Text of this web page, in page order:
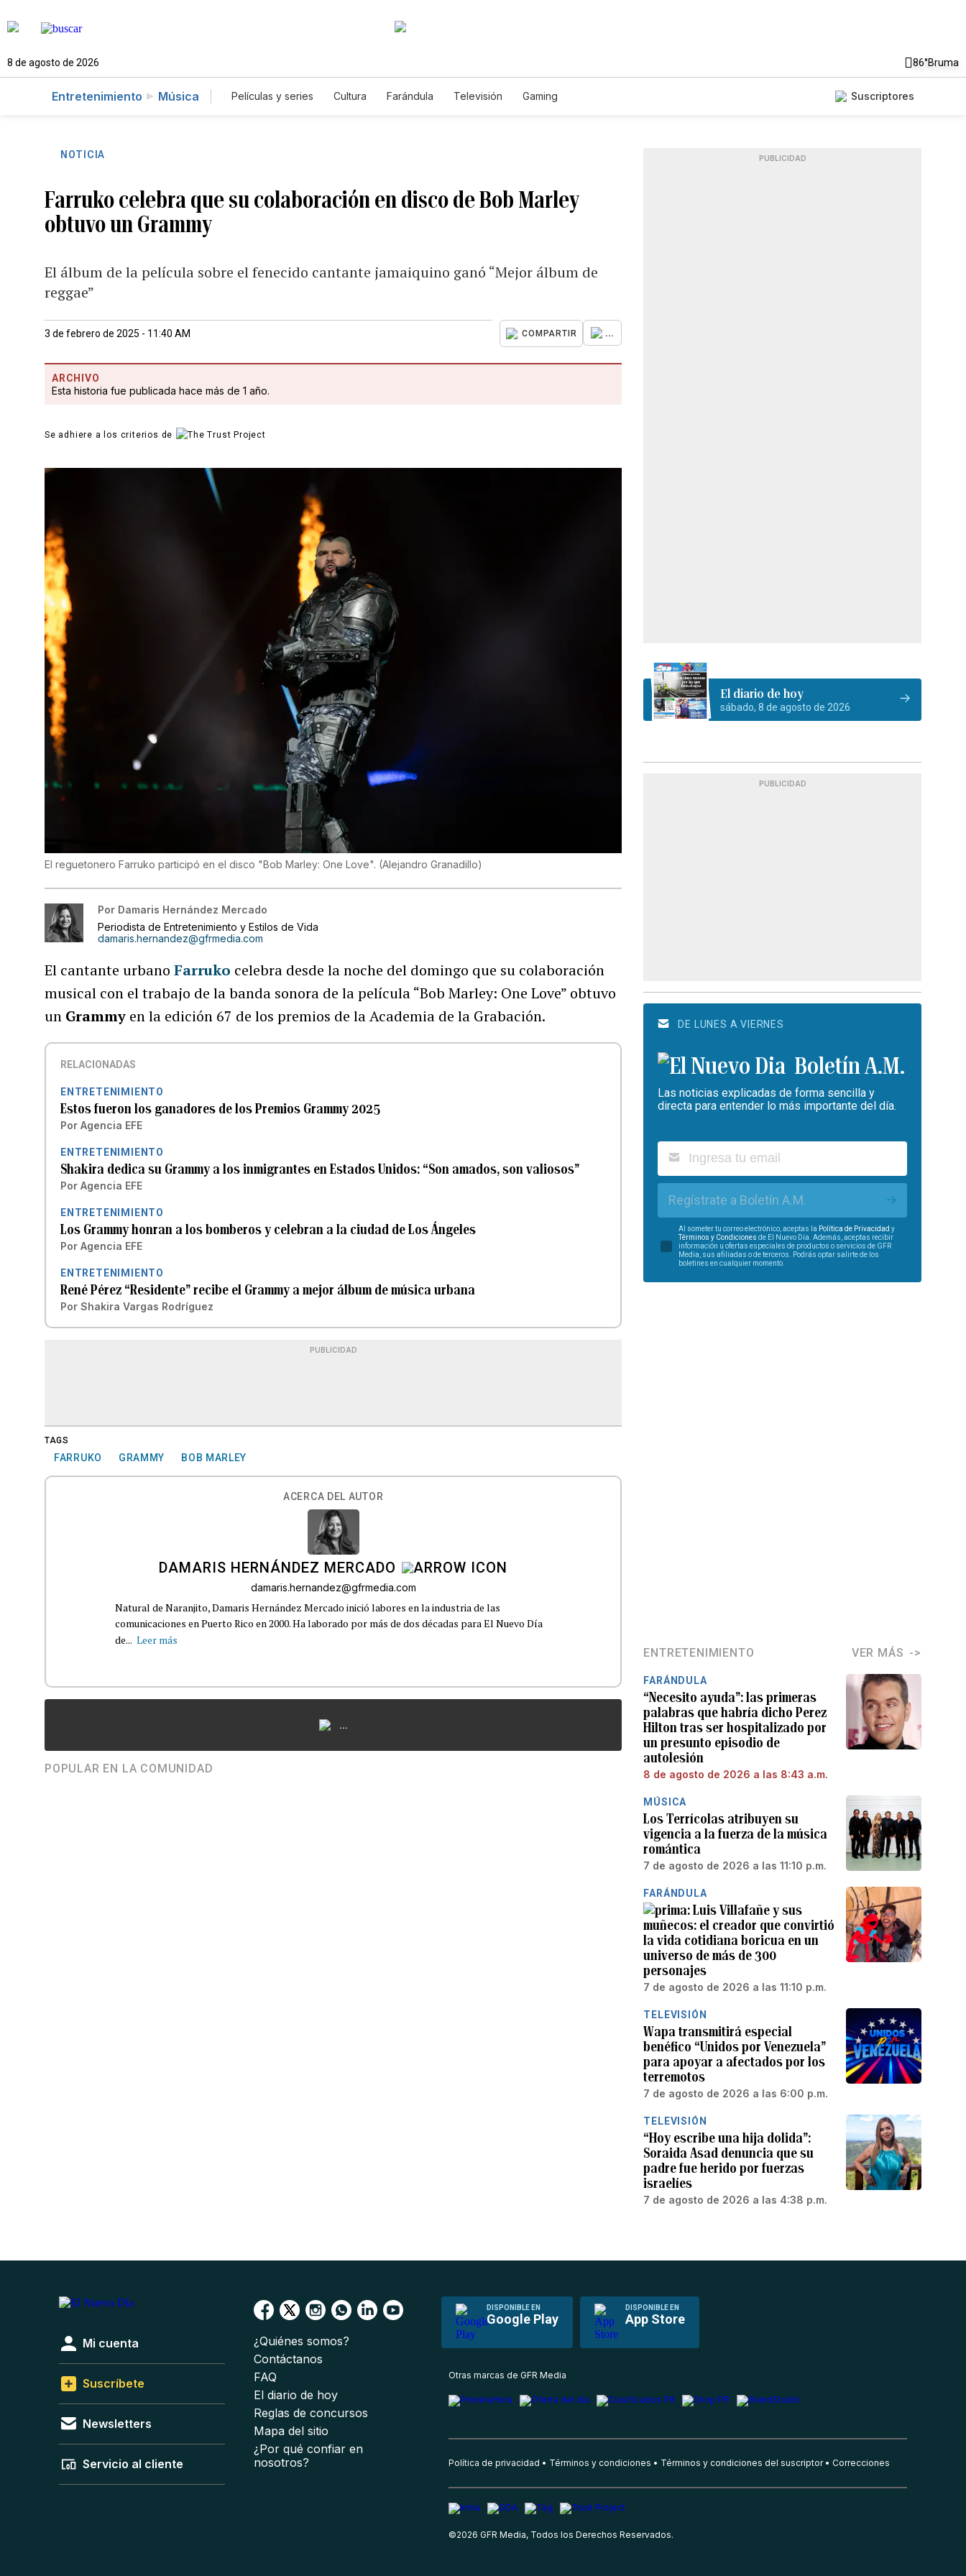
8 de agosto de 2026 86°Bruma
Entretenimiento Música Películas y series Cultura Farándula Televisión Gaming Suscriptores
NOTICIA
Farruko celebra que su colaboración en disco de Bob Marley
obtuvo un Grammy
El álbum de la película sobre el fenecido cantante jamaiquino ganó “Mejor álbum de
reggae”
3 de febrero de 2025 - 11:40 AM COMPARTIR ...
ARCHIVO
Esta historia fue publicada hace más de 1 año.
Se adhiere a los criterios de
El reguetonero Farruko participó en el disco "Bob Marley: One Love". (Alejandro Granadillo)
Por Damaris Hernández Mercado
Periodista de Entretenimiento y Estilos de Vida
damaris.hernandez@gfrmedia.com
El cantante urbanoFarruko celebra desde la noche del domingo que su colaboración
musical con el trabajo de la banda sonora de la película “Bob Marley: One Love” obtuvo
un Grammy en la edición 67 de los premios de la Academia de la Grabación.
RELACIONADAS
ENTRETENIMIENTO
Estos fueron los ganadores de los Premios Grammy 2025
Por Agencia EFE
ENTRETENIMIENTO
Shakira dedica su Grammy a los inmigrantes en Estados Unidos: “Son amados, son valiosos”
Por Agencia EFE
ENTRETENIMIENTO
Los Grammy honran a los bomberos y celebran a la ciudad de Los Ángeles
Por Agencia EFE
ENTRETENIMIENTO
René Pérez “Residente” recibe el Grammy a mejor álbum de música urbana
Por Shakira Vargas Rodríguez
PUBLICIDAD
TAGS
FARRUKO GRAMMY BOB MARLEY
ACERCA DEL AUTOR
DAMARIS HERNÁNDEZ MERCADO
damaris.hernandez@gfrmedia.com
Natural de Naranjito, Damaris Hernández Mercado inició labores en la industria de las
comunicaciones en Puerto Rico en 2000. Ha laborado por más de dos décadas para El Nuevo Día
de... Leer más
...
POPULAR EN LA COMUNIDAD
PUBLICIDAD
El diario de hoy
sábado, 8 de agosto de 2026
PUBLICIDAD
DE LUNES A VIERNES
Boletín A.M.
Las noticias explicadas de forma sencilla y
directa para entender lo más importante del día.
Regístrate a Boletín A.M.
Al someter tu correo electrónico, aceptas la Política de Privacidad y
Términos y Condiciones de El Nuevo Día. Además, aceptas recibir
información u ofertas especiales de productos o servicios de GFR
Media, sus afiliadas o de terceros. Podrás optar salirte de los
boletines en cualquier momento.
ENTRETENIMIENTO VER MÁS
FARÁNDULA
“Necesito ayuda”: las primeras
palabras que habría dicho Perez
Hilton tras ser hospitalizado por
un presunto episodio de
autolesión
8 de agosto de 2026 a las 8:43 a.m.
MÚSICA
Los Terrícolas atribuyen su
vigencia a la fuerza de la música
romántica
7 de agosto de 2026 a las 11:10 p.m.
FARÁNDULA
Luis Villafañe y sus
muñecos: el creador que convirtió
la vida cotidiana boricua en un
universo de más de 300
personajes
7 de agosto de 2026 a las 11:10 p.m.
TELEVISIÓN
Wapa transmitirá especial
benéfico “Unidos por Venezuela”
para apoyar a afectados por los
terremotos
7 de agosto de 2026 a las 6:00 p.m.
TELEVISIÓN
“Hoy escribe una hija dolida”:
Soraida Asad denuncia que su
padre fue herido por fuerzas
israelíes
7 de agosto de 2026 a las 4:38 p.m.
DISPONIBLE EN
Google Play
DISPONIBLE EN
App Store
Mi cuenta
Suscríbete
Newsletters
Servicio al cliente
¿Quiénes somos?
Contáctanos
FAQ
El diario de hoy
Reglas de concursos
Mapa del sitio
¿Por qué confiar en
nosotros?
Otras marcas de GFR Media
Política de privacidad Términos y condiciones Términos y condiciones del suscriptor Correcciones
©2026 GFR Media, Todos los Derechos Reservados.